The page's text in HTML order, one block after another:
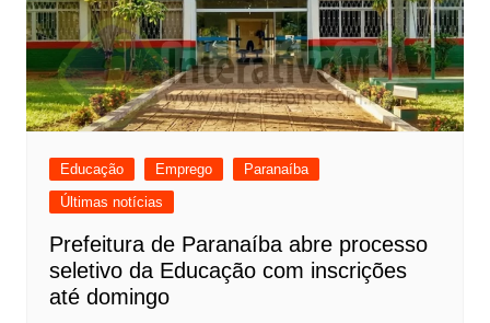
Educação Emprego
Paranaíba
Últimas notícias
Prefeitura de Paranaíba abre processo
seletivo da Educação com inscrições
até domingo